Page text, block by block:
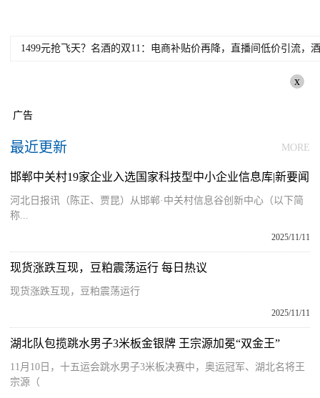
1499元抢飞天？名酒的双11：电商补贴价再降，直播间低价引流，
x
广告
最近更新 MORE
邯郸中关村19家企业入选国家科技型中小企业信息库|新要闻
河北日报讯（陈正、贾昆）从邯郸·中关村信息谷创新中心（以下简
称...
2025/11/11
现货涨跌互现，豆粕震荡运行 每日热议
现货涨跌互现，豆粕震荡运行
2025/11/11
湖北队包揽跳水男子3米板金银牌 王宗源加冕“双金王”
11月10日，十五运会跳水男子3米板决赛中，奥运冠军、湖北名将王
宗源（